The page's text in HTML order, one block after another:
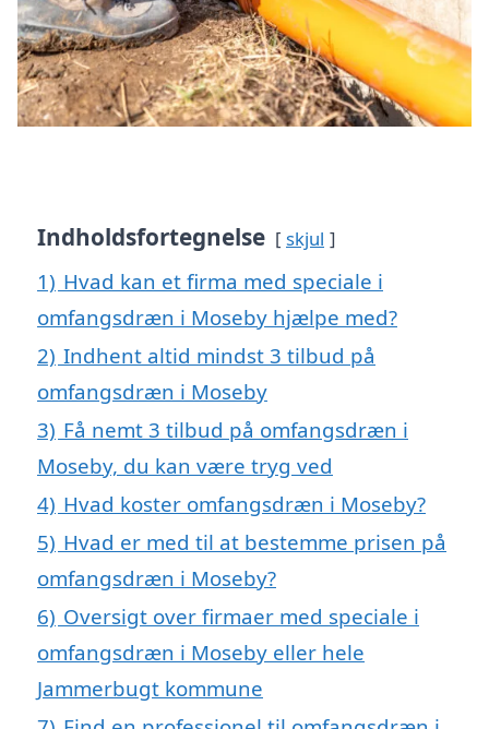
Indholdsfortegnelse skjul
1) Hvad kan et firma med speciale i
omfangsdræn i Moseby hjælpe med?
2) Indhent altid mindst 3 tilbud på
omfangsdræn i Moseby
3) Få nemt 3 tilbud på omfangsdræn i
Moseby, du kan være tryg ved
4) Hvad koster omfangsdræn i Moseby?
5) Hvad er med til at bestemme prisen på
omfangsdræn i Moseby?
6) Oversigt over firmaer med speciale i
omfangsdræn i Moseby eller hele
Jammerbugt kommune